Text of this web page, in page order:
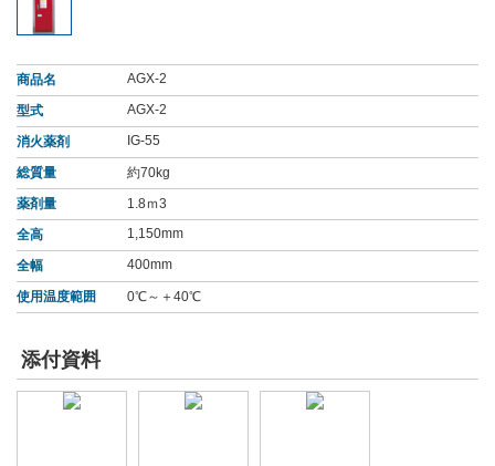
商品名 AGX-2
型式 AGX-2
消火薬剤 IG-55
総質量
約70kg
薬剤量
1.8ｍ3
全高
1,150mm
全幅 400mm
使用温度範囲 0℃～＋40℃
添付資料